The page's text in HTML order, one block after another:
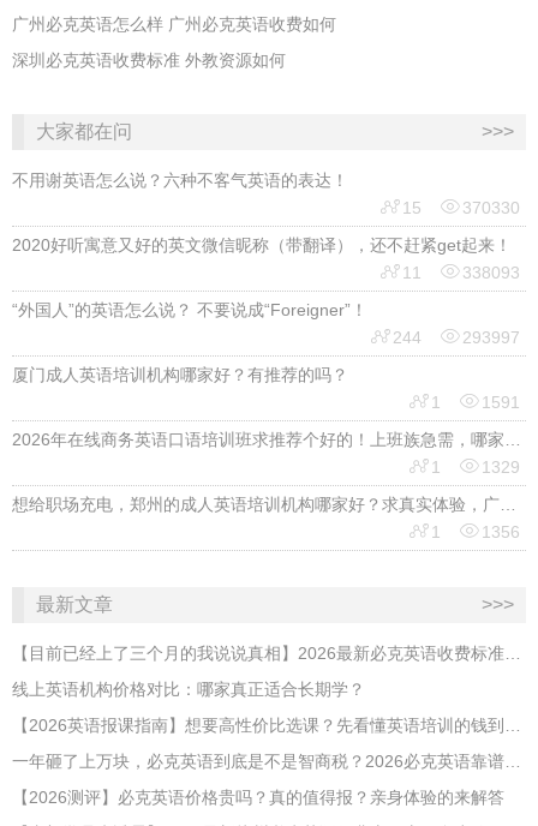
广州必克英语怎么样 广州必克英语收费如何
深圳必克英语收费标准 外教资源如何
大家都在问 >>>
不用谢英语怎么说？六种不客气英语的表达！
15 370330
2020好听寓意又好的英文微信昵称（带翻译），还不赶紧get起来！
11 338093
“外国人”的英语怎么说？ 不要说成“Foreigner”！
244 293997
厦门成人英语培训机构哪家好？有推荐的吗？
1 1591
2026年在线商务英语口语培训班求推荐个好的！上班族急需，哪家好？
1 1329
想给职场充电，郑州的成人英语培训机构哪家好？求真实体验，广告勿扰，感谢！
1 1356
最新文章 >>>
【目前已经上了三个月的我说说真相】2026最新必克英语收费标准多少？靠谱吗？有坑吗？
线上英语机构价格对比：哪家真正适合长期学？
【2026英语报课指南】想要高性价比选课？先看懂英语培训的钱到底花在哪
​一年砸了上万块，必克英语到底是不是智商税？2026必克英语靠谱吗？有没有效果？
【2026测评】必克英语价格贵吗？真的值得报？亲身体验的来解答